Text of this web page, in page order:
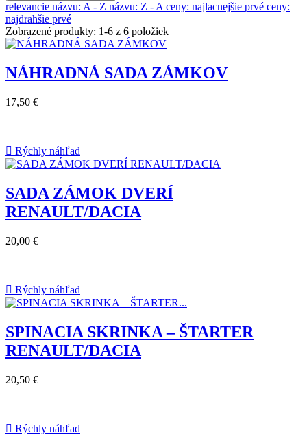
relevancie názvu: A - Z názvu: Z - Aceny: najlacnejšie prvé ceny:
najdrahšie prvé
Zobrazené produkty: 1-6 z 6 položiek
NÁHRADNÁ SADA ZÁMKOV
17,50 €
 Rýchly náhľad
SADA ZÁMOK DVERÍ
RENAULT/DACIA
20,00 €
 Rýchly náhľad
SPINACIA SKRINKA – ŠTARTER
RENAULT/DACIA
20,50 €
 Rýchly náhľad